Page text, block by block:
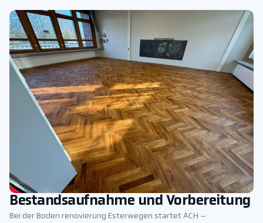
Bestandsaufnahme und Vorbereitung
Bei der Boden renovierung Esterwegen startet ACH –